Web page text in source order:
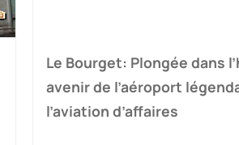
Le Bourget: Plongée dans
avenir de l’aéroport
l’aviation d’affaires